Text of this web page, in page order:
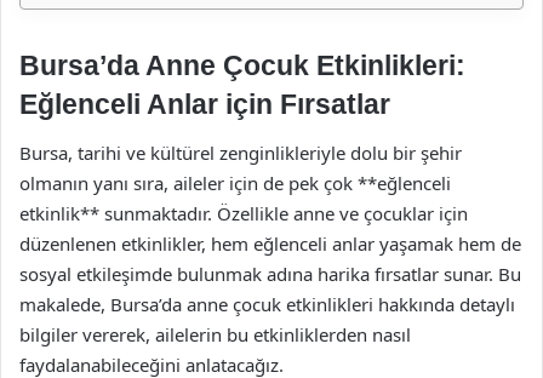
Bursa’da Anne Çocuk Etkinlikleri:
Eğlenceli Anlar için Fırsatlar
Bursa, tarihi ve kültürel zenginlikleriyle dolu bir şehir
olmanın yanı sıra, aileler için de pek çok **eğlenceli
etkinlik** sunmaktadır. Özellikle anne ve çocuklar için
düzenlenen etkinlikler, hem eğlenceli anlar yaşamak hem de
sosyal etkileşimde bulunmak adına harika fırsatlar sunar. Bu
makalede, Bursa’da anne çocuk etkinlikleri hakkında detaylı
bilgiler vererek, ailelerin bu etkinliklerden nasıl
faydalanabileceğini anlatacağız.